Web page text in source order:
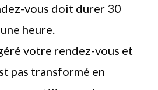
vous doit durer 30
heure.
votre rendez-vous et
pas transformé en